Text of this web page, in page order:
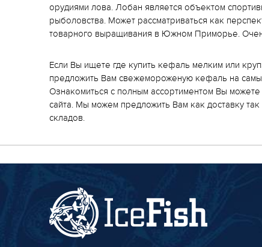
орудиями лова. Лобан является объектом
рыболовства. Может рассматриваться как
товарного выращивания в Южном Приморье.
Если Вы ищете где купить кефаль мелким или
предложить Вам свежемороженую кефаль на
Ознакомиться с полным ассортиментом Вы
сайта. Мы можем предложить Вам как доставку
складов.